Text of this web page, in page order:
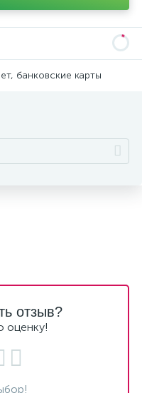
банковские карты
отзыв?
оценку!